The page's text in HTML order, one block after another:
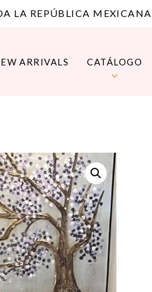
LA REPÚBLICA MEXICANA
ARRIVALS CATÁLOGO